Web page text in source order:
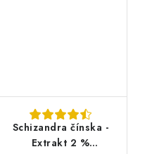
Schizandra čínska -
Extrakt 2 %